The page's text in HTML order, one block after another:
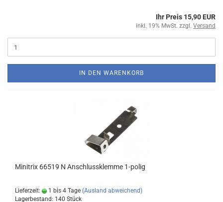
Ihr Preis 15,90 EUR
inkl. 19% MwSt. zzgl. Versand
IN DEN WARENKORB
Minitrix 66519 N Anschlussklemme 1-polig
Lieferzeit: 1 bis 4 Tage (Ausland abweichend)
Lagerbestand: 140 Stück